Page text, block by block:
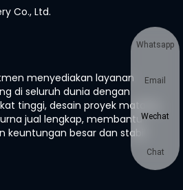
Co., Ltd.
menyediakan layanan
di seluruh dunia dengan
tinggi, desain proyek matang,
jual lengkap, membantu
besar dan stabil
Whatsapp
Email
Wechat
Chat